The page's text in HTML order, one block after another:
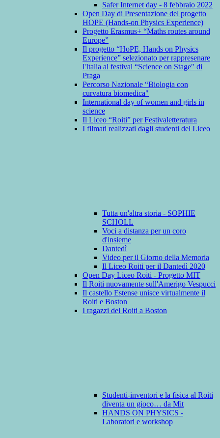
Safer Internet day - 8 febbraio 2022
Open Day di Presentazione del progetto
HOPE (Hands-on Physics Experience)
Progetto Erasmus+ “Maths routes around
Europe”
Il progetto “HoPE, Hands on Physics
Experience” selezionato per rappresenare
l'Italia al festival “Science on Stage" di
Praga
Percorso Nazionale “Biologia con
curvatura biomedica"
International day of women and girls in
science
Il Liceo “Roiti” per Festivaletteratura
I filmati realizzati dagli studenti del Liceo
Tutta un'altra storia - SOPHIE
SCHOLL
Voci a distanza per un coro
d'insieme
Dantedì
Video per il Giorno della Memoria
Il Liceo Roiti per il Dantedì 2020
Open Day Liceo Roiti - Progetto MIT
Il Roiti nuovamente sull'Amerigo Vespucci
Il castello Estense unisce virtualmente il
Roiti e Boston
I ragazzi del Roiti a Boston
Studenti-inventori e la fisica al Roiti
diventa un gioco… da Mit
HANDS ON PHYSICS -
Laboratori e workshop